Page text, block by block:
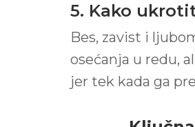
5. Kako
Bes, zavist i
osećanja u redu,
jer tek kada ga